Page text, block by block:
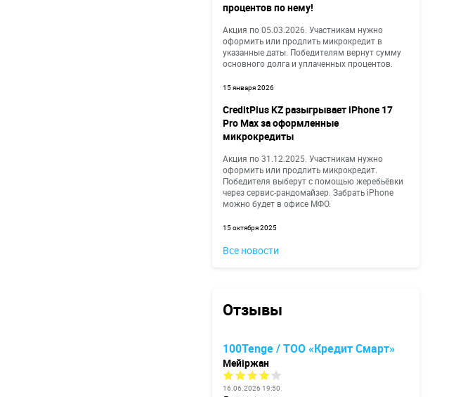
процентов по нему!
Акция по 05.03.2026. Участникам нужно
оформить или продлить микрокредит в
указанные даты. Победителям вернут сумму
основного долга и уплаченных процентов.
15 января 2026
CreditPlus KZ разыгрывает iPhone 17
Pro Max за оформленные
микрокредиты
Акция по 31.12.2025. Участникам нужно
оформить или продлить микрокредит.
Победителя выберут с помощью жеребьёвки
через сервис-рандомайзер. Забрать iPhone
можно будет в офисе МФО.
15 октября 2025
Все новости
Отзывы
100Tenge / ТОО «Кредит Смарт»
Мейіржан
16.06.2026 19:50